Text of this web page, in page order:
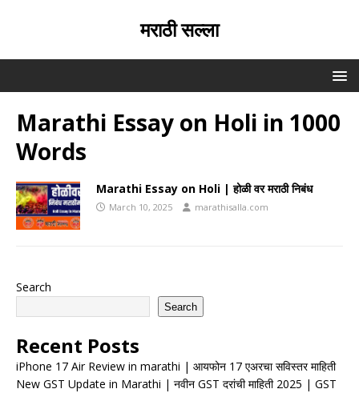
मराठी सल्ला
Marathi Essay on Holi in 1000
Words
Marathi Essay on Holi | होळी वर मराठी निबंध
March 10, 2025 marathisalla.com
Search
Search
Recent Posts
iPhone 17 Air Review in marathi | आयफोन 17 एअरचा सविस्तर माहिती
New GST Update in Marathi | नवीन GST दरांची माहिती 2025 | GST